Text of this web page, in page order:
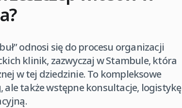
odnosi się do procesu organizacji
klinik, zazwyczaj w Stambule, która
w tej dziedzinie. To kompleksowe
ale także wstępne konsultacje, logistykę